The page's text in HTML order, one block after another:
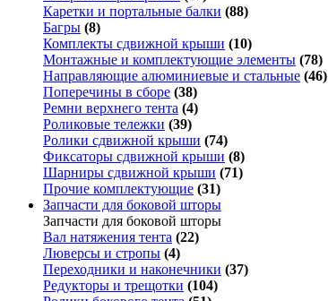
Каретки и портальные балки (88)
Багры (8)
Комплекты сдвижной крыши (10)
Монтажные и комплектующие элементы (78)
Направляющие алюминиевые и стальные (46)
Поперечины в сборе (38)
Ремни верхнего тента (4)
Роликовые тележки (39)
Ролики сдвижной крыши (74)
Фиксаторы сдвижной крыши (8)
Шарниры сдвижной крыши (71)
Прочие комплектующие (31)
Запчасти для боковой шторы
Запчасти для боковой шторы
Вал натяжения тента (22)
Люверсы и стропы (4)
Переходники и наконечники (37)
Редукторы и трещотки (104)